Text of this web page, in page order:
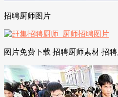
招聘厨师图片
图片免费下载 招聘厨师素材 招